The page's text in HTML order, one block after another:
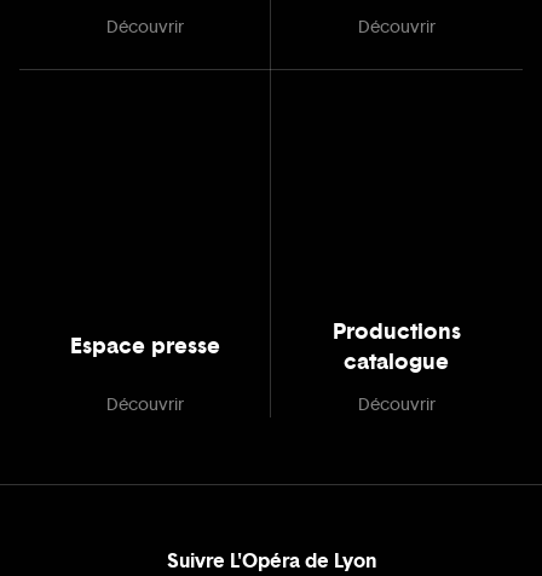
Découvrir Découvrir
Espace presse
Découvrir
Productions
catalogue
Découvrir
Suivre L'Opéra de Lyon